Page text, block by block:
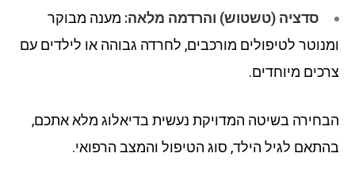
סדציה (טשטוש) והרדמה מלאה: מענה מבוקר
ומנוטר לטיפולים מורכבים, לחרדה גבוהה או לילדים עם
צרכים מיוחדים.
הבחירה בשיטה המדויקת נעשית בדיאלוג מלא אתכם,
בהתאם לגיל הילד, סוג הטיפול והמצב הרפואי.